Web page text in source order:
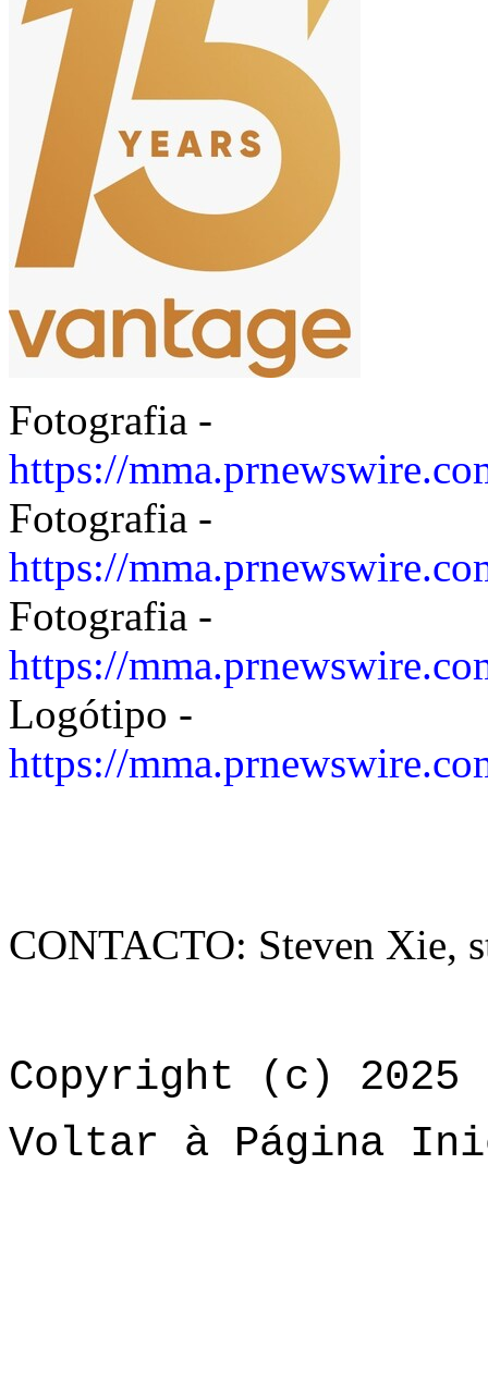
Fotografia -
https://
Fotografia -
https://
Fotografia -
https://
Logótipo -
https://
CONTACTO: Steven Xie,
Copyright (c) 2025
Voltar à Página